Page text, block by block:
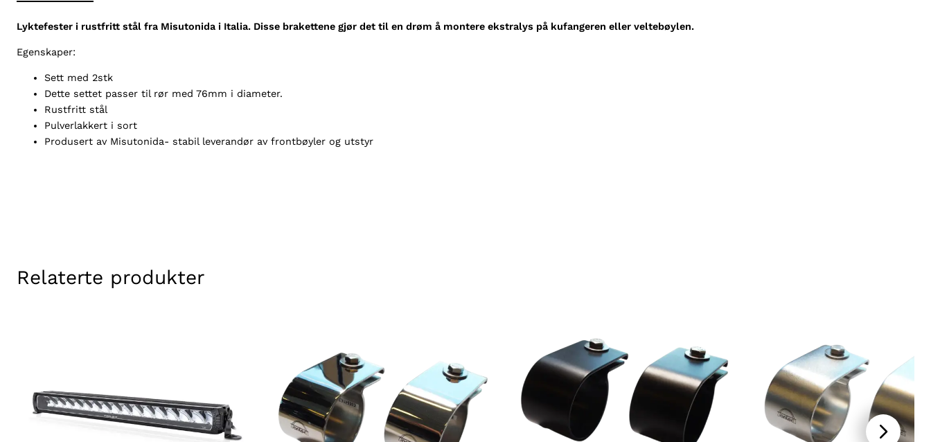
)
Lyktefester i rustfritt stål fra Misutonida i Italia. Disse brakettene gjør det til en drøm å montere ekstralys på kufangeren eller veltebøylen.
Egenskaper:
Sett med 2stk
Dette settet passer til rør med 76mm i diameter.
Rustfritt stål
Pulverlakkert i sort
Produsert av Misutonida- stabil leverandør av frontbøyler og utstyr
Relaterte produkter